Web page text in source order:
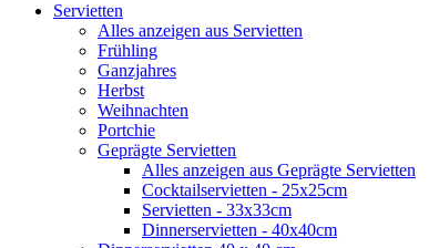
Servietten
Alles anzeigen aus Servietten
Frühling
Ganzjahres
Herbst
Weihnachten
Portchie
Geprägte Servietten
Alles anzeigen aus Geprägte Servietten
Cocktailservietten - 25x25cm
Servietten - 33x33cm
Dinnerservietten - 40x40cm